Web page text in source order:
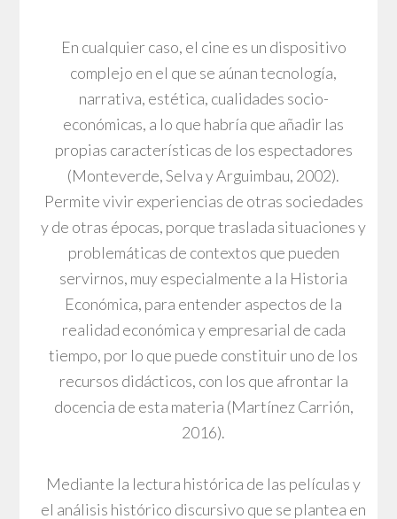
En cualquier caso, el cine es un dispositivo
complejo en el que se aúnan tecnología,
narrativa, estética, cualidades socio-
económicas, a lo que habría que añadir las
propias características de los espectadores
(Monteverde, Selva y Arguimbau, 2002).
Permite vivir experiencias de otras sociedades
y de otras épocas, porque traslada situaciones y
problemáticas de contextos que pueden
servirnos, muy especialmente a la Historia
Económica, para entender aspectos de la
realidad económica y empresarial de cada
tiempo, por lo que puede constituir uno de los
recursos didácticos, con los que afrontar la
docencia de esta materia (Martínez Carrión,
2016).
Mediante la lectura histórica de las películas y
el análisis histórico discursivo que se plantea en